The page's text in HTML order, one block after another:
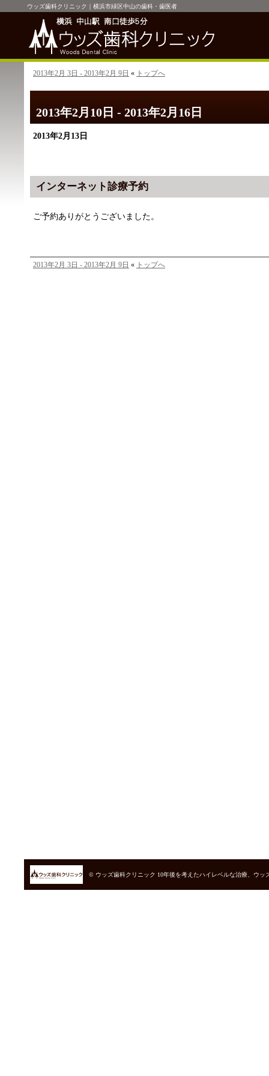
2013年2月10日 - 2013年2月16日
ウッズ歯科クリニック｜横浜市緑区中山の歯科・歯医者
2013年2月 3日 - 2013年2月 9日 « トップへ
2013年2月13日
インターネット診療予約
ご予約ありがとうございました。
2013年2月 3日 - 2013年2月 9日 « トップへ
© ウッズ歯科クリニック 10年後を考えたハイレベルな治療、ウ